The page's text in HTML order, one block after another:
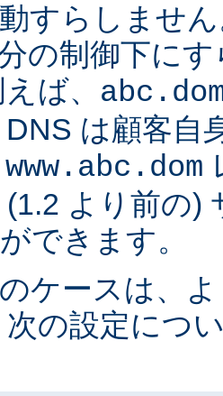
すらしませ
の制御下に
ば、
は顧客自
www.abc.dom
より前の)
できます。
ケースは、
の設定につ